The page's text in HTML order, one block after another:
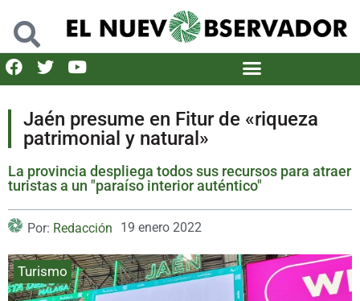
Jaén presume en Fitur de «riqueza
patrimonial y natural»
La provincia despliega todos sus recursos para atraer
turistas a un "paraíso interior auténtico"
Por: Redacción 19 enero 2022
Turismo